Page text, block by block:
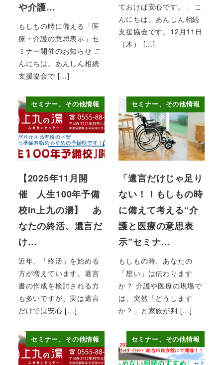
や介護…
もしもの時に備える「医
療・介護の意思表示」セ
ミナー開催のお知らせ こ
んにちは。あんしん相続
支援協会で […]
ておけば安心です。」 こ
んにちは。あんしん相続
支援協会です。12月11日
（木） […]
セミナー、その他情報
【2025年11月開
催 人生100年予備
校in上九の湯】 あ
なたの終活、遺言だ
け…
近年、「終活」を始める
方が増えています。遺言
書の作成を検討される方
も多いですが、実は遺言
だけでは安心 […]
セミナー、その他情報
「遺言だけじゃ足り
ない！！もしもの時
に備えて考える“介
護と医療の意思表
示”セミナ…
もしもの時、あなたの
「想い」は伝わります
か？ 介護や医療の現場で
は、突然「どうします
か？」と家族が判 […]
セミナー、その他情報 セミナー、その他情報